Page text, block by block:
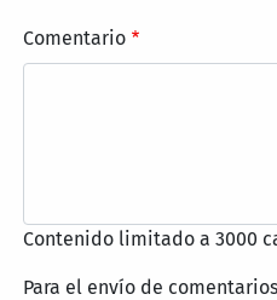
Comentario
Contenido limitado a 3000
Para el envío de